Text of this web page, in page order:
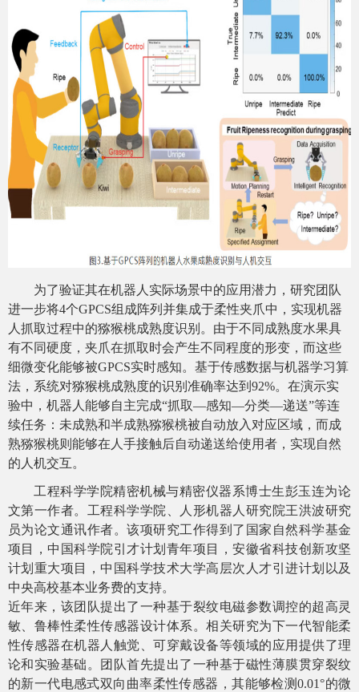
为了验证其在机器人实际场景中的应用潜力，研究团队
进一步将4个GPCS组成阵列并集成于柔性夹爪中，实现机器
人抓取过程中的猕猴桃成熟度识别。由于不同成熟度水果具
有不同硬度，夹爪在抓取时会产生不同程度的形变，而这些
细微变化能够被GPCS实时感知。基于传感数据与机器学习算
法，系统对猕猴桃成熟度的识别准确率达到92%。在演示实
验中，机器人能够自主完成“抓取—感知—分类—递送”等连
续任务：未成熟和半成熟猕猴桃被自动放入对应区域，而成
熟猕猴桃则能够在人手接触后自动递送给使用者，实现自然
的人机交互。
工程科学学院精密机械与精密仪器系博士生彭玉连为论
文第一作者。工程科学学院、人形机器人研究院王洪波研究
员为论文通讯作者。该项研究工作得到了国家自然科学基金
项目，中国科学院引才计划青年项目，安徽省科技创新攻坚
计划重大项目，中国科学技术大学高层次人才引进计划以及
中央高校基本业务费的支持。
近年来，该团队提出了一种基于裂纹电磁参数调控的超高灵
敏、鲁棒性柔性传感器设计体系。相关研究为下一代智能柔
性传感器在机器人触觉、可穿戴设备等领域的应用提供了理
论和实验基础。团队首先提出了一种基于磁性薄膜贯穿裂纹
的新一代电感式双向曲率柔性传感器，其能够检测0.01°的微